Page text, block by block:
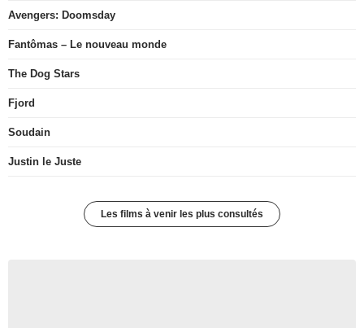
Avengers: Doomsday
Fantômas – Le nouveau monde
The Dog Stars
Fjord
Soudain
Justin le Juste
Les films à venir les plus consultés